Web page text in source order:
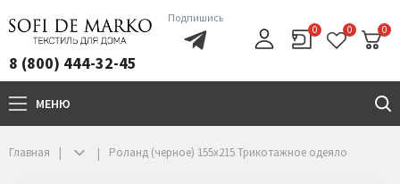
8 (800) 444-32-45
Подпишись
0 0 0
МЕНЮ
Главная Роланд (черное) 155х215 Трикотажное одеяло